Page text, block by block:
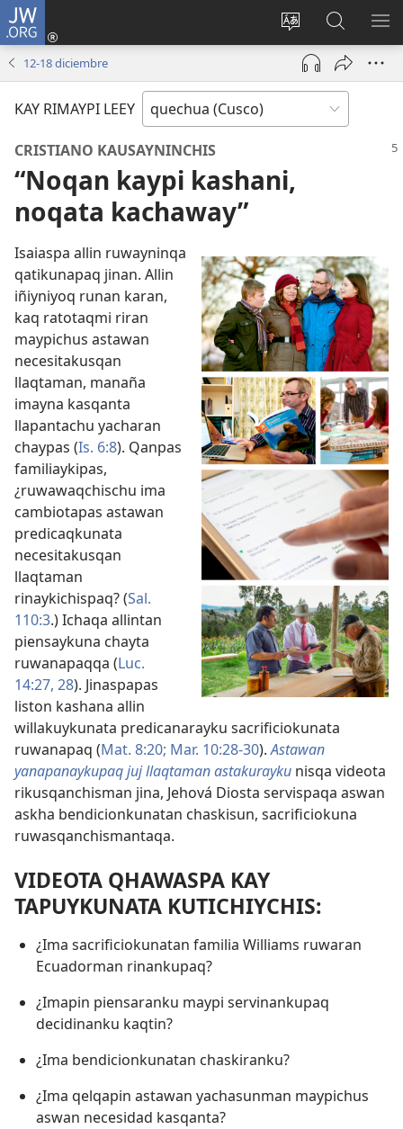
JW.ORG
Direccionpi
akllay
Sutiykiwan
jaykuy
(abre
nueva
JW.ORG
nisqapi
maskhay
12-18 diciembre
KAY RIMAYPI LEEY
CRISTIANO KAUSAYNINCHIS
“Noqan kaypi kashani,
noqata kachaway”
Isaiaspa allin ruwayninqa
qatikunapaq jinan. Allin
iñiyniyoq runan karan,
kaq ratotaqmi riran
maypichus astawan
necesitakusqan
llaqtaman, manaña
imayna kasqanta
llapantachu yacharan
chaypas (Is. 6:8). Qanpas
familiaykipas,
¿ruwawaqchischu ima
cambiotapas astawan
predicaqkunata
necesitakusqan
llaqtaman
rinaykichispaq? (Sal.
110:3.) Ichaqa allintan
piensaykuna chayta
ruwanapaqqa (Luc.
14:27, 28). Jinaspapas
liston kashana allin
willakuykunata predicanarayku sacrificiokunata
ruwanapaq (Mat. 8:20; Mar. 10:28-30).Astawan
yanapanaykupaq juj llaqtaman astakurayku nisqa videota
rikusqanchisman jina, Jehová Diosta servispaqa aswan
askha bendicionkunatan chaskisun, sacrificiokuna
ruwasqanchismantaqa.
VIDEOTA QHAWASPA KAY
TAPUYKUNATA KUTICHIYCHIS:
¿Ima sacrificiokunatan familia Williams ruwaran
Ecuadorman rinankupaq?
¿Imapin piensaranku maypi servinankupaq
decidinanku kaqtin?
¿Ima bendicionkunatan chaskiranku?
¿Ima qelqapin astawan yachasunman maypichus
aswan necesidad kasqanta?